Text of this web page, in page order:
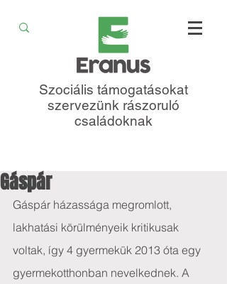
Szociális támogatásokat
szervezünk rászoruló
családoknak
Gáspár
Gáspár házassága megromlott,
lakhatási körülményeik kritikusak
voltak, így 4 gyermekük 2013 óta egy
gyermekotthonban nevelkednek. A